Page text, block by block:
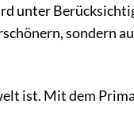
unter
sondern
ist. Mit dem